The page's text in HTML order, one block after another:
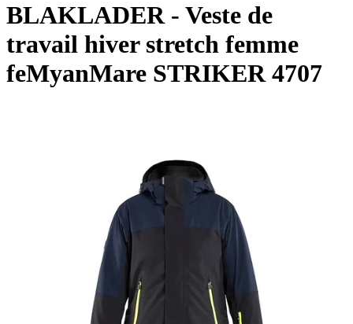
BLAKLADER - Veste de
travail hiver stretch femme
feMyanMare STRIKER 4707